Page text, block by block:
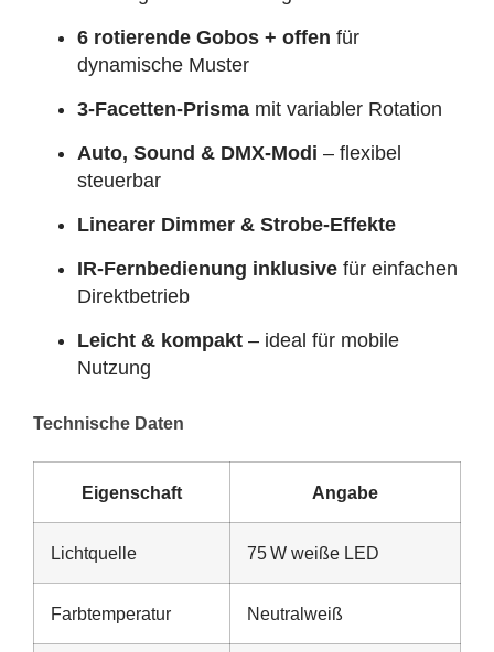
6 rotierende Gobos + offen für
dynamische Muster
3‑Facetten‑Prisma mit variabler Rotation
Auto, Sound & DMX‑Modi – flexibel
steuerbar
Linearer Dimmer & Strobe‑Effekte
IR‑Fernbedienung inklusive für einfachen
Direktbetrieb
Leicht & kompakt – ideal für mobile
Nutzung
Technische Daten
Eigenschaft Angabe
Lichtquelle 75 W weiße LED
Farbtemperatur Neutralweiß